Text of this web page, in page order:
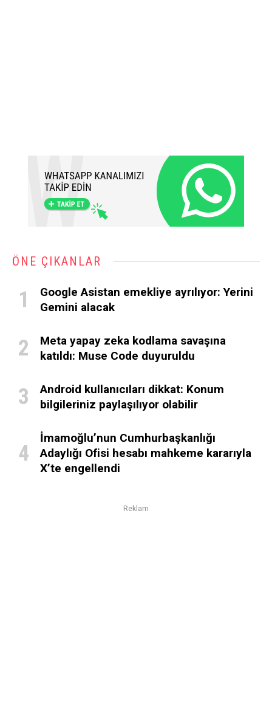
ÖNE ÇIKANLAR
Google Asistan emekliye ayrılıyor: Yerini
Gemini alacak
Meta yapay zeka kodlama savaşına
katıldı: Muse Code duyuruldu
Android kullanıcıları dikkat: Konum
bilgileriniz paylaşılıyor olabilir
İmamoğlu’nun Cumhurbaşkanlığı
Adaylığı Ofisi hesabı mahkeme kararıyla
X’te engellendi
Reklam